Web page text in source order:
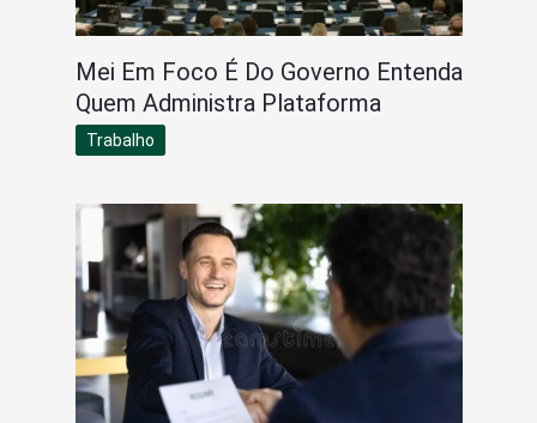
Mei Em Foco É Do Governo Entenda
Quem Administra Plataforma
Trabalho